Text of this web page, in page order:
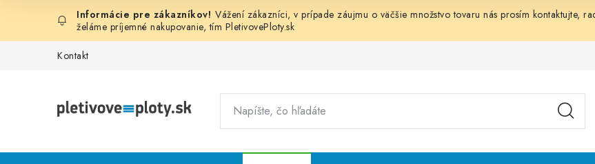
obsah
Vážení zákazníci, v prípade záujmu o väčšie množstvo tovaru nás prosím kontaktujte,
želáme príjemné nakupovanie, tím PletivovePloty.sk
Kontakt